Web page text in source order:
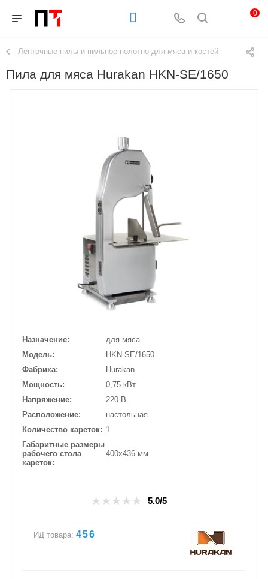
0
Ленточные пилы и пильное полотно для мяса и костей
Пила для мяса Hurakan HKN-SE/1650
Назначение
для мяса
Модель
HKN-SE/1650
Фабрика
Hurakan
Мощность
0,75 кВт
Напряжение
220 В
Расположение
настольная
Количество кареток
1
Габаритные размеры
рабочего стола
кареток
400х436 мм
5.0/5
ИД товара: 456